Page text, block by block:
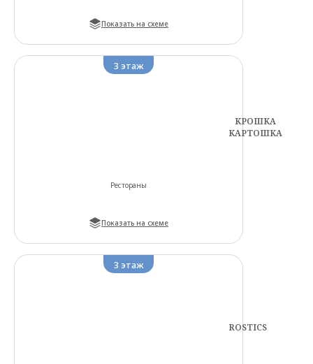
Показать на схеме
3 этаж
КРОШКА
КАРТОШКА
Рестораны
Показать на схеме
3 этаж
ROSTICS